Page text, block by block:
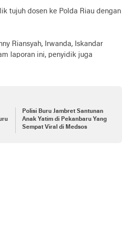
tujuh dosen ke Polda Riau dengan
Riansyah, Irwanda, Iskandar
laporan ini, penyidik juga
Polisi Buru Jambret Santunan
Anak Yatim di Pekanbaru Yang
Sempat Viral di Medsos